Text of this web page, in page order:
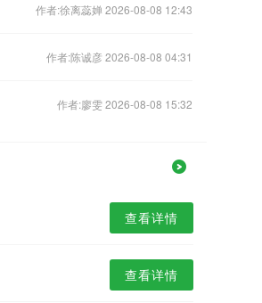
作者:徐离蕊婵 2026-08-08 12:43
作者:陈诚彦 2026-08-08 04:31
作者:廖雯 2026-08-08 15:32
查看详情
查看详情